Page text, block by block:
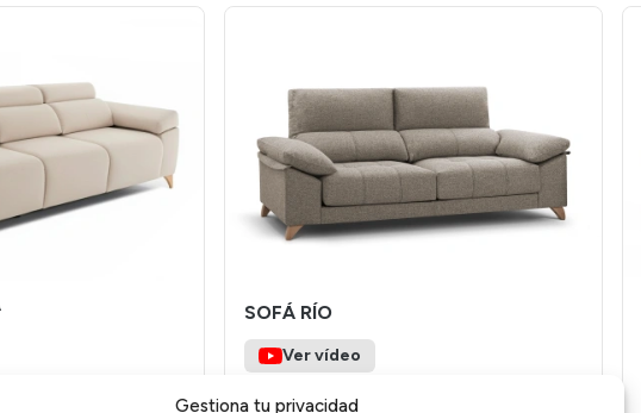
Gestiona tu privacidad
SOFÁ RÍO
Ver vídeo
ENVÍO RÁPIDO